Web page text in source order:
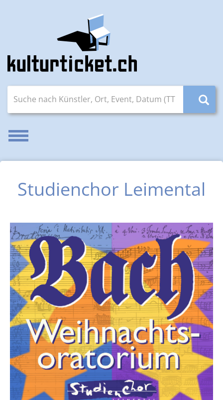
Navigation aktivieren/deaktivieren
Studienchor Leimental